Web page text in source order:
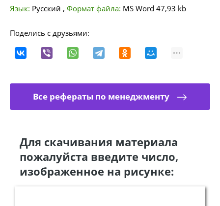
Язык: Русский , Формат файла: MS Word 47,93 kb
Поделись с друзьями:
Все рефераты по менеджменту
Для скачивания материала
пожалуйста введите число,
изображенное на рисунке: